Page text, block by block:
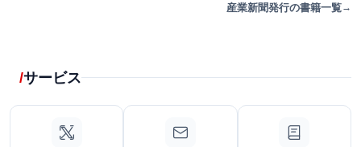
産業新聞発行の書籍一覧
サービス